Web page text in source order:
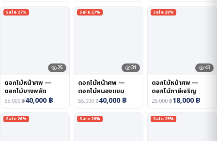
Sale 27%
25
ดอกไม้หน้าศพ —
ดอกไม้บางพลัด
55,000฿40,000฿
Sale 27%
31
ดอกไม้หน้าศพ —
ดอกไม้หนองแขม
55,000฿40,000฿
Sale 28%
43
ดอกไม้หน้าศพ —
ดอกไม้ภาษีเจริญ
25,000฿18,000฿
Sale 26% Sale 26% Sale 25%